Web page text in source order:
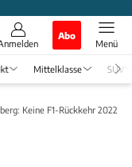
Abo
Menü
Mittelklasse SUV
Keine F1-Rückkehr 2022